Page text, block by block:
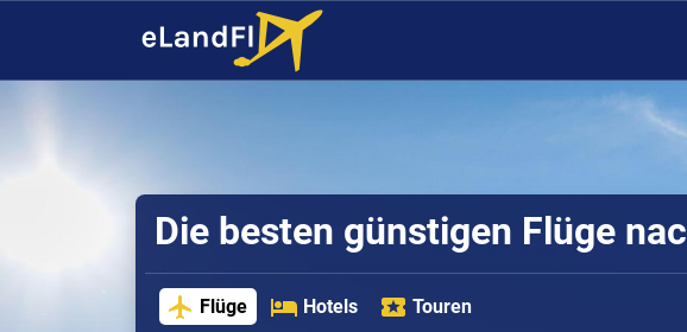
Die besten günstigen Flüge
Flüge Hotels Touren